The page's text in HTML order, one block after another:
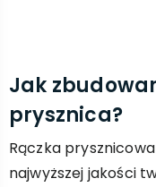
Jak
prysznica?
Rączka
najwyższej jakości